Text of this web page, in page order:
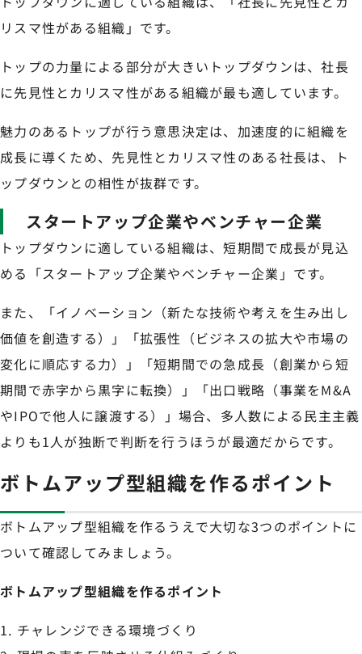
リスマ性がある組織」です。
トップの力量による部分が大きいトップダウンは、社長
に先見性とカリスマ性がある組織が最も適しています。
魅力のあるトップが行う意思決定は、加速度的に組織を
成長に導くため、先見性とカリスマ性のある社長は、ト
ップダウンとの相性が抜群です。
スタートアップ企業やベンチャー企業
トップダウンに適している組織は、短期間で成長が見込
める「スタートアップ企業やベンチャー企業」です。
また、「イノベーション（新たな技術や考えを生み出し
価値を創造する）」「拡張性（ビジネスの拡大や市場の
変化に順応する力）」「短期間での急成長（創業から短
期間で赤字から黒字に転換）」「出口戦略（事業をM&A
やIPOで他人に譲渡する）」場合、多人数による民主主義
よりも1人が独断で判断を行うほうが最適だからです。
ボトムアップ型組織を作るポイント
ボトムアップ型組織を作るうえで大切な3つのポイントに
ついて確認してみましょう。
ボトムアップ型組織を作るポイント
チャレンジできる環境づくり